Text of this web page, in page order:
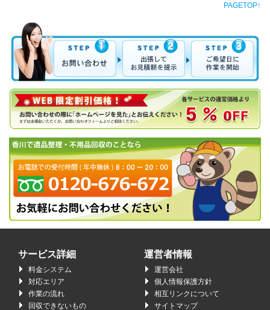
PAGETOP↑
サービス詳細
料金システム
対応エリア
作業の流れ
回収できないもの
運営者情報
運営会社
個人情報保護方針
相互リンクについて
サイトマップ